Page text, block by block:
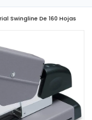
Swingline De 160 Hojas